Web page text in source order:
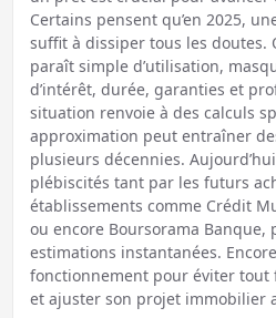
Certains pensent qu’en 2025,
suffit à dissiper tous les doutes.
paraît simple d’utilisation,
d’intérêt, durée, garanties et
situation renvoie à des calculs
approximation peut entraîner
plusieurs décennies.
plébiscités tant par les futurs
établissements comme Crédit
ou encore Boursorama Banque,
estimations instantanées.
fonctionnement pour éviter tout
et ajuster son projet immobilier